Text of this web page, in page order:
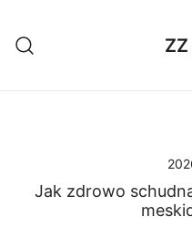
treści
Jak zdrowo